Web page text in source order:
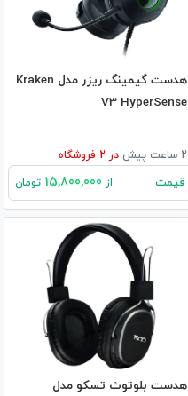
هدست گیمینگ ریزر مدل Kraken
V3 HyperSense
2 ساعت پیش در فروشگاه
قیمت از تومان
هدست بلوتوث تسکو مدل